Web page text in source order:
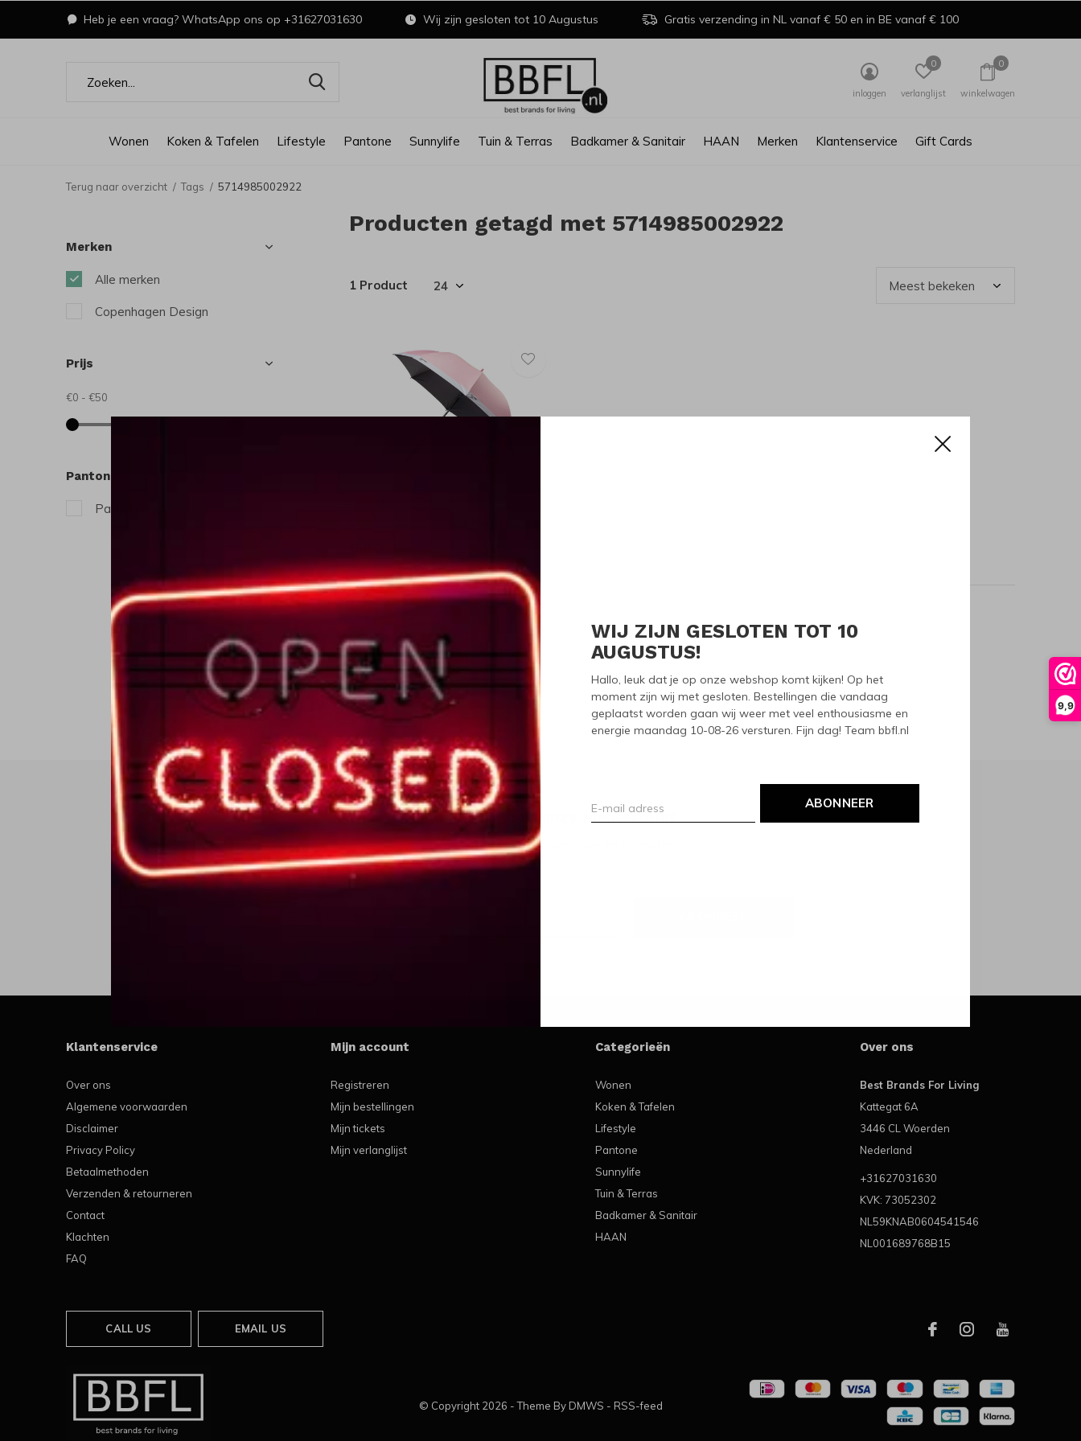
9,9
WIJ ZIJN GESLOTEN TOT 10
AUGUSTUS!
Hallo, leuk dat je op onze webshop komt kijken! Op het
moment zijn wij met gesloten. Bestellingen die vandaag
geplaatst worden gaan wij weer met veel enthousiasme en
energie maandag 10-08-26 versturen. Fijn dag! Team bbfl.nl
ABONNEER
Wonen Koken & Tafelen Lifestyle Pantone Sunnylife Tuin & Terras Badkamer & Sanitair HAAN Merken Klantenservice Gift Cards
inloggen verlanglijst
0
winkelwagen
0
Heb je een vraag? WhatsApp ons op +31627031630 Wij zijn gesloten tot 10 Augustus Gratis verzending in NL vanaf € 50 en in BE vanaf € 100
Terug naar overzicht Tags 5714985002922
Producten getagd met 5714985002922
1 Product
Seen 1 of the 1 products
Merken
Alle merken
Copenhagen Design
Prijs
€0 - €50
Pantone
Paraplu's
Meld je aan voor onze nieuwsbrief
Ontvang de nieuwste aanbiedingen en promoties
Klantenservice
Over ons
Algemene voorwaarden
Disclaimer
Privacy Policy
Betaalmethoden
Verzenden & retourneren
Contact
Klachten
FAQ
Mijn account
Registreren
Mijn bestellingen
Mijn tickets
Mijn verlanglijst
Categorieën
Wonen
Koken & Tafelen
Lifestyle
Pantone
Sunnylife
Tuin & Terras
Badkamer & Sanitair
HAAN
Over ons
Best Brands For Living
Kattegat 6A
3446 CL Woerden
Nederland
+31627031630
KVK: 73052302
NL59KNAB0604541546
NL001689768B15
CALL US EMAIL US
© Copyright 2026 - Theme By DMWS - RSS-feed